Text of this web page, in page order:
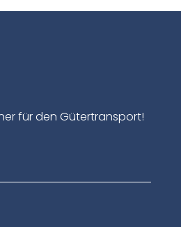
für den Gütertransport!